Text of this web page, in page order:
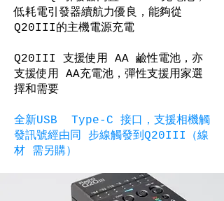
低耗電引發器續航力優良，能夠從
Q20III的主機電源充電
Q20III 支援使用 AA 鹼性電池，亦
支援使用 AA充電池，彈性支援用家選
擇和需要
全新USB Type-C 接口，支援相機觸
發訊號經由同 步線觸發到Q20III（線
材 需另購）